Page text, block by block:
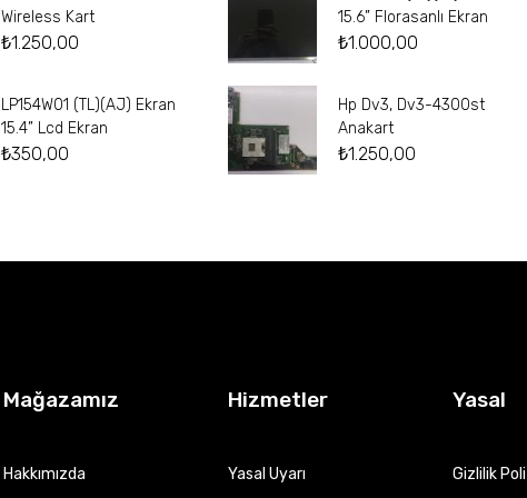
Wireless Kart
₺1.250,00
LP154W01 (TL)(AJ) Ekran
15.4” Lcd Ekran
₺350,00
15.6” Florasanlı Ekran
₺1.000,00
Hp Dv3, Dv3-4300st
Anakart
₺1.250,00
Mağazamız
Hakkımızda
Hizmetler
Yasal Uyarı
Yasal
Gizlilik